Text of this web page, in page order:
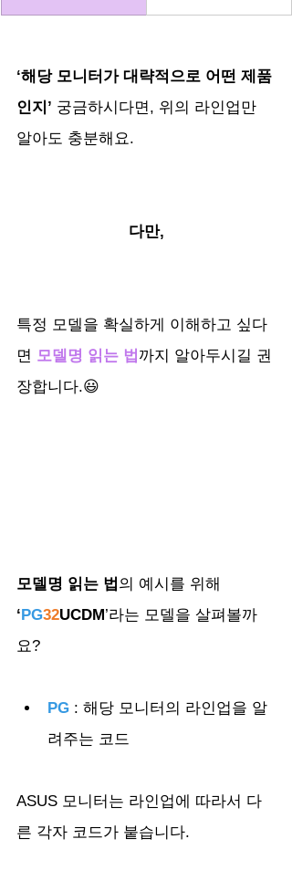
‘해당 모니터가 대략적으로 어떤 제품
인지’ 궁금하시다면, 위의 라인업만
알아도 충분해요.
다만,
특정 모델을 확실하게 이해하고 싶다
면 모델명 읽는 법 까지 알아두시길 권
장합니다.😃
모델명 읽는 법 의 예시를 위해
‘PG32UCDM’라는 모델을 살펴볼까
요?
PG : 해당 모니터의 라인업을 알
려주는 코드
ASUS 모니터는 라인업에 따라서 다
른 각자 코드가 붙습니다.